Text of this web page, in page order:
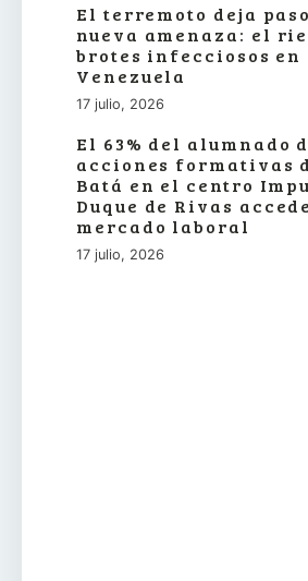
El terremoto deja
nueva amenaza: el
brotes infecciosos en
Venezuela
17 julio, 2026
El 63% del alumnado
acciones formativas
Batá en el centro
Duque de Rivas
mercado laboral
17 julio, 2026